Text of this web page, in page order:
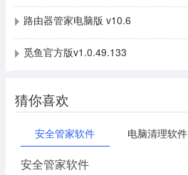
路由器管家电脑版 v10.6
觅鱼官方版v1.0.49.133
猜你喜欢
安全管家软件 电脑清理软件
安全管家软件